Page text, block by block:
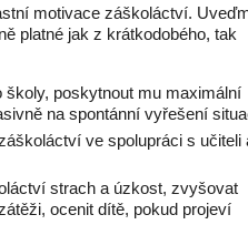
motivace záškoláctví.
platné jak z krátkodobého, tak
školy, poskytnout mu maximální
na spontánní vyřešení
ve spolupráci s učiteli
strach a úzkost, zvyšovat
ocenit dítě, pokud projeví